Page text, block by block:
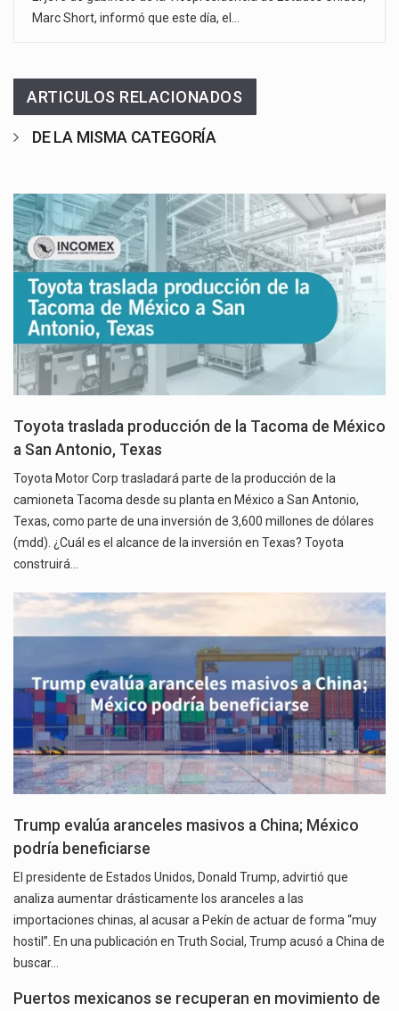
Marc Short, informó que este día, el…
ARTICULOS RELACIONADOS
DE LA MISMA CATEGORÍA
Toyota traslada producción de la Tacoma de México
a San Antonio, Texas
Toyota Motor Corp trasladará parte de la producción de la
camioneta Tacoma desde su planta en México a San Antonio,
Texas, como parte de una inversión de 3,600 millones de dólares
(mdd). ¿Cuál es el alcance de la inversión en Texas? Toyota
construirá…
Trump evalúa aranceles masivos a China; México
podría beneficiarse
El presidente de Estados Unidos, Donald Trump, advirtió que
analiza aumentar drásticamente los aranceles a las
importaciones chinas, al acusar a Pekín de actuar de forma “muy
hostil”. En una publicación en Truth Social, Trump acusó a China de
buscar…
Puertos mexicanos se recuperan en movimiento de